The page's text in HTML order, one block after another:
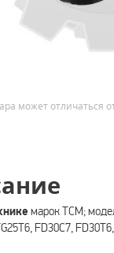
может отличаться
марок TCM;
FD30C7,